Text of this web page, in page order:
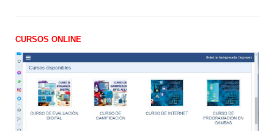
CURSOS ONLINE